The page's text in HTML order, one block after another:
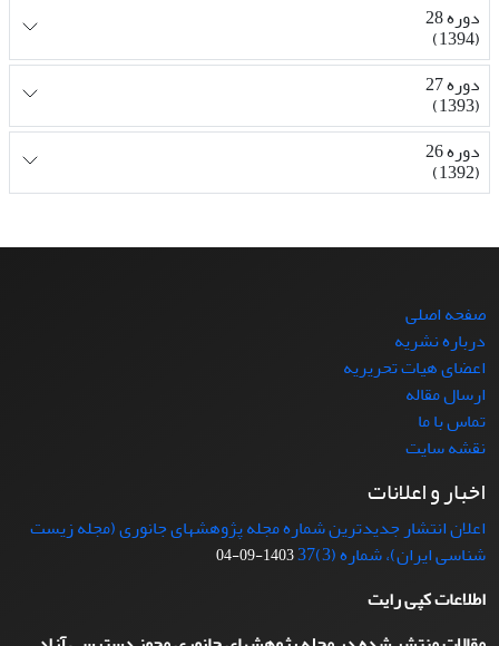
دوره 28
(1394)
دوره 27
(1393)
دوره 26
(1392)
صفحه اصلی
درباره نشریه
اعضای هیات تحریریه
ارسال مقاله
تماس با ما
نقشه سایت
اخبار و اعلانات
اعلان انتشار جدیدترین شماره مجله پژوهشهای جانوری (مجله زیست
شناسی ایران)، شماره (3)37
1403-09-04
اطلاعات کپی رایت